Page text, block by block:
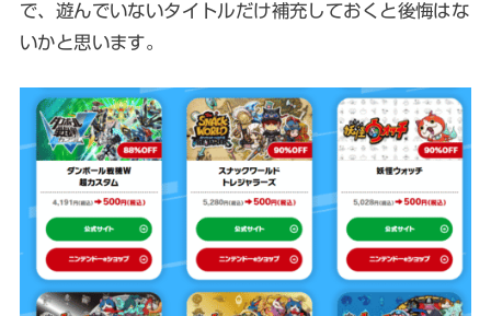
で、遊んでいないタイトルだけ補充しておくと後悔はな
いかと思います。